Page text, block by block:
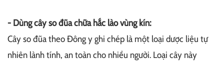
- Dùng cây so đũa chữa hắc lào vùng kín:
Cây so đũa theo Đông y ghi chép là một loại dược liệu tự
nhiên lành tính, an toàn cho nhiều người. Loại cây này